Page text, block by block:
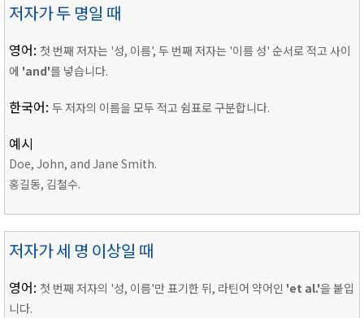
저자가 두 명일 때
영어: 첫 번째 저자는 '성, 이름', 두 번째 저자는 '이름 성' 순서로 적고 사이
에 'and'를 넣습니다.
한국어: 두 저자의 이름을 모두 적고 쉼표로 구분합니다.
예시
Doe, John, and Jane Smith.
홍길동, 김철수.
저자가 세 명 이상일 때
영어: 첫 번째 저자의 '성, 이름'만 표기한 뒤, 라틴어 약어인 'et al.'을 붙입
니다.